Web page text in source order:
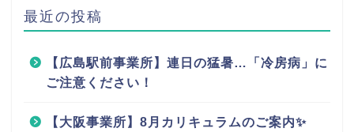
最近の投稿
【広島駅前事業所】連日の猛暑…「冷房病」に
ご注意ください！
【大阪事業所】8月カリキュラムのご案内✨